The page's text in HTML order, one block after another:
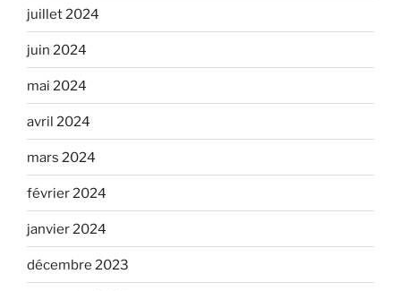
juillet 2024
juin 2024
mai 2024
avril 2024
mars 2024
février 2024
janvier 2024
décembre 2023